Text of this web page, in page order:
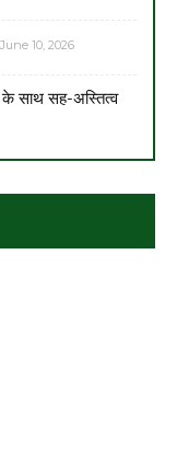
June 10, 2026
के साथ सह-अस्तित्व